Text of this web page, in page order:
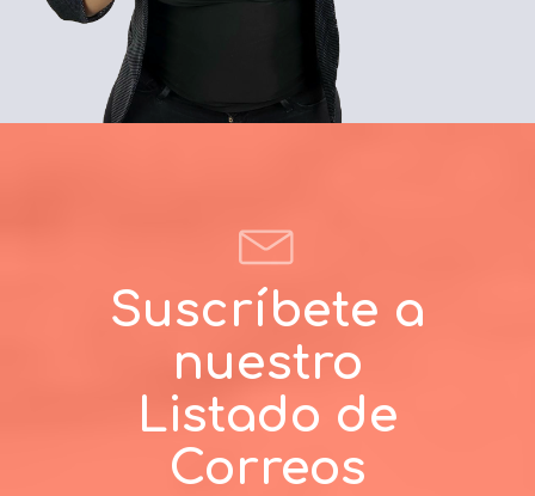
Suscríbete a
nuestro
Listado de
Correos